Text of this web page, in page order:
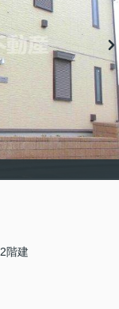
階建